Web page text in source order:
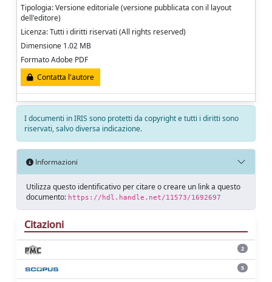
Tipologia: Versione editoriale (versione pubblicata con il layout
dell'editore)
Licenza: Tutti i diritti riservati (All rights reserved)
Dimensione 1.02 MB
Formato Adobe PDF
Contatta l'autore
I documenti in IRIS sono protetti da copyright e tutti i diritti sono
riservati, salvo diversa indicazione.
Informazioni
Utilizza questo identificativo per citare o creare un link a questo
documento: https://hdl.handle.net/11573/1692697
Citazioni
2
5